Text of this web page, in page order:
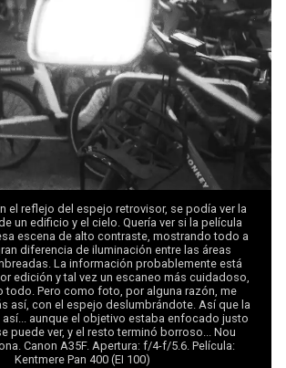
el reflejo del espejo retrovisor, se podía ver la
un edificio y el cielo. Quería ver si la película
escena de alto contraste, mostrando todo a
diferencia de iluminación entre las áreas
La información probablemente está
edición y tal vez un escaneo más cuidadoso,
todo. Pero como foto, por alguna razón, me
así, con el espejo deslumbrándote. Así que la
aunque el objetivo estaba enfocado justo
puede ver, y el resto terminó borroso... Nou
Canon A35F. Apertura: f/4-f/5.6. Película:
Kentmere Pan 400 (EI 100)